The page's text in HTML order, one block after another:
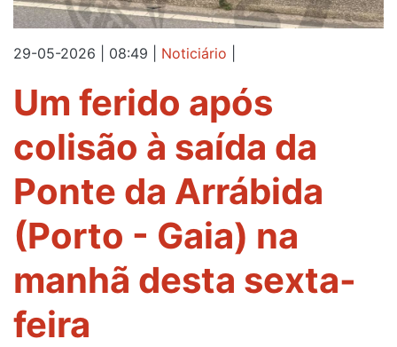
29-05-2026 | 08:49 Noticiário
Um ferido após
colisão à saída da
Ponte da Arrábida
(Porto - Gaia) na
manhã desta sexta-
feira